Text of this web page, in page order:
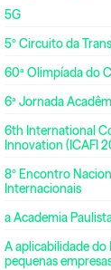
5G
5º Circuito da
60ª Olimpíada do
6ª Jornada
6th International
Innovation (ICAFI
8º Encontro
Internacionais
a Academia
A aplicabilidade do
pequenas